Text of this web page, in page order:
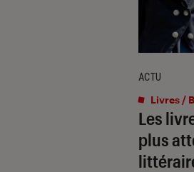
Les
plus
ACTU
Livres /